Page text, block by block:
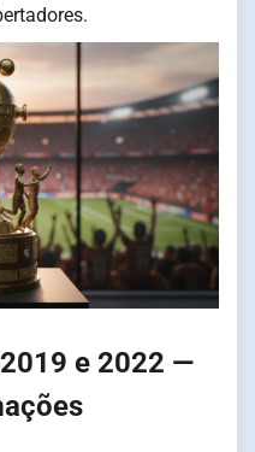
e 2022 —